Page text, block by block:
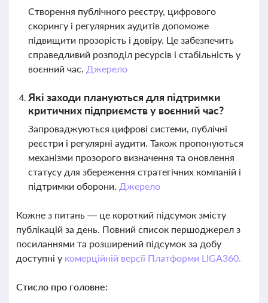
Створення публічного реєстру, цифрового
скорингу і регулярних аудитів допоможе
підвищити прозорість і довіру. Це забезпечить
справедливий розподіл ресурсів і стабільність у
воєнний час. Джерело
Які заходи плануються для підтримки
критичних підприємств у воєнний час?
Запроваджуються цифрові системи, публічні
реєстри і регулярні аудити. Також пропонуються
механізми прозорого визначення та оновлення
статусу для збереження стратегічних компаній і
підтримки оборони. Джерело
Кожне з питань — це короткий підсумок змісту
публікацій за день. Повний список першоджерел з
посиланнями та розширений підсумок за добу
доступні у комерційній версії Платформи LIGA360.
Стисло про головне: